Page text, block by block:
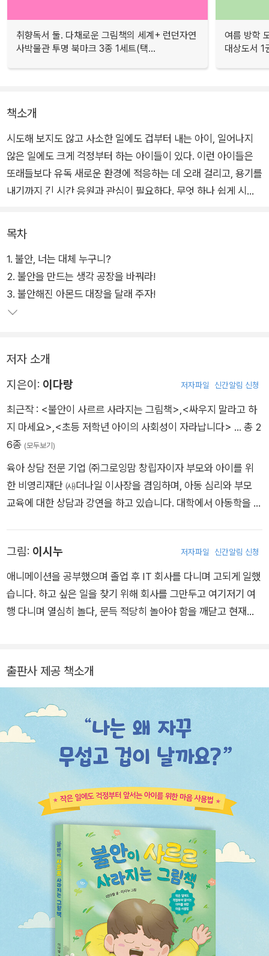
취향독서 둘. 다채로운 그림책의 세계+ 런던자연
사박물관 투명 북마크 3종 1세트(택...
여름 방학
대상도서 1
책소개
시도해 보지도 않고 사소한 일에도 겁부터 내는 아이, 일어나지
않은 일에도 크게 걱정부터 하는 아이들이 있다. 이런 아이들은
또래들보다 유독 새로운 환경에 적응하는 데 오래 걸리고, 용기를
내기까지 긴 시간 응원과 관심이 필요하다. 무엇 하나 쉽게 시작
릴 때는 부모나 어른들이 가까이에서 돌봐줄 수 있지만, 유치원이
나 초등학교에 가면 혼자 해내야 할 일이 늘다 보니, 아이 스스로
해결해야 할 새로운 도전 과제를 자주 맞닥뜨리게 된다. 이 아이
를 키우는 부모님들은 늘 걱정이 많다. ‘아이가 계속 이러면 어쩌
지?’ ‘우리 아이 이대로 괜찮을까?’
등을 집필한 이다랑 작가가 이번에는 불안이 높은 아이의 성장을
직접 돕고자 《불안이 사르르 사라지는 그림책》을 출간했다. 불안
부모들을 오래 상담하고 교육하며 깨달은 것은, 아이가 스스로의
불안에 대해 잘 이해하고 나면 더 크게 성장할 수 있다는 것이었
다.
‘기질적으로 위험 회피나 사회적 민감성이 높은 아이들은 새로운
자극이나 환경, 관계에 대한 불안과 걱정’이 많다. 《불안이 사르
강점으로 활용할 수 있게 돕는 그림책이다. 책의 그림은 교과서
및 교육 출판 분야 일러스트레이터로 오랜 시간 활동해온 이시누
작가가 맡아, 불안이 많은 아이가 느낄 수 있는 감정과 상황 묘사
에 생생함을 더했다.
목차
1. 불안, 너는 대체 누구니?
2. 불안을 만드는 생각 공장을 바꿔라!
3. 불안해진 아몬드 대장을 달래 주자!
저자 소개
지은이: 이다랑 저자파일 신간알림 신청
최근작 : <불안이 사르르 사라지는 그림책>,<싸우지 말라고 하
지 마세요>,<초등 저학년 아이의 사회성이 자라납니다> … 총 2
6종 (모두보기)
육아 상담 전문 기업 ㈜그로잉맘 창립자이자 부모와 아이를 위
한 비영리재단 ㈔더나일 이사장을 겸임하며, 아동 심리와 부모
교육에 대한 상담과 강연을 하고 있습니다. 대학에서 아동학을 전
며, 그림책 《사과는 이렇게 하는 거야!》 《그래서 뭐?》 등을 번역
했습니다. 인스타그램 @growingmom
그림: 이시누 저자파일 신간알림 신청
애니메이션을 공부했으며 졸업 후 IT 회사를 다니며 고되게 일했
습니다. 하고 싶은 일을 찾기 위해 회사를 그만두고 여기저기 여
행 다니며 열심히 놀다, 문득 적당히 놀아야 함을 깨닫고 현재까
작가로 활동하기 위해 부지런히 운동하며 건강 관리를 하고 있습
요?』 등에 그림을 그렸습니다.
출판사 제공 책소개